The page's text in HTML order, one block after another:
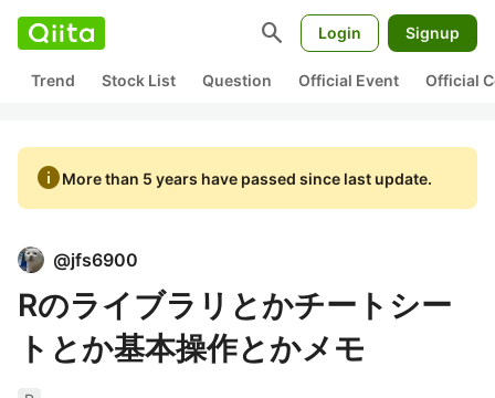
search Login Signup
Trend Stock List Question Official Event Official
infoMore than 5 years have passed since last update.
@jfs6900
Rのライブラリとかチートシー
トとか基本操作とかメモ